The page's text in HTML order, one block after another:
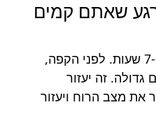
הגוף שלכם היה בלי מים 7-8 שעות. לפני הקפה,
גדולה. זה יעזור
את מצב הרוח ויעזור